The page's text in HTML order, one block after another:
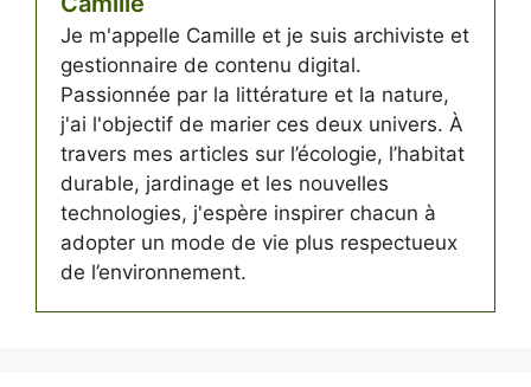
Je m'appelle Camille et je suis archiviste et
gestionnaire de contenu digital.
Passionnée par la littérature et la nature,
j'ai l'objectif de marier ces deux univers. À
travers mes articles sur l’écologie, l’habitat
durable, jardinage et les nouvelles
technologies, j'espère inspirer chacun à
adopter un mode de vie plus respectueux
de l’environnement.